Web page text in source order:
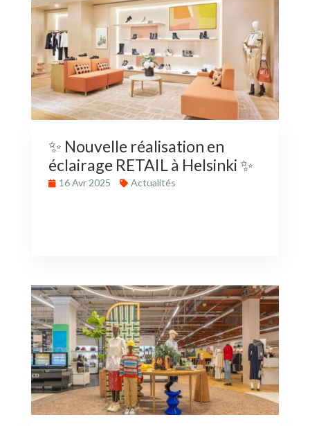
✨ Nouvelle réalisation en
éclairage RETAIL à Helsinki ✨
16 Avr 2025 Actualités